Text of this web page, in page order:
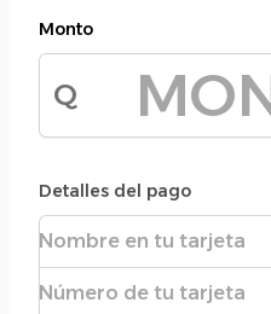
Monto
Monto de la donación
Q
Detalles del pago
Nombre completo
Número de tarjeta